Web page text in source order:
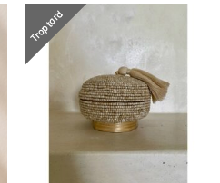
Trop tard